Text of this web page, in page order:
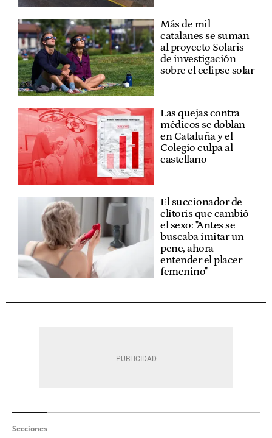
Más de mil
catalanes se suman
al proyecto Solaris
de investigación
sobre el eclipse solar
Las quejas contra
médicos se doblan
en Cataluña y el
Colegio culpa al
castellano
El succionador de
clítoris que cambió
el sexo: "Antes se
buscaba imitar un
pene, ahora
entender el placer
femenino"
Secciones